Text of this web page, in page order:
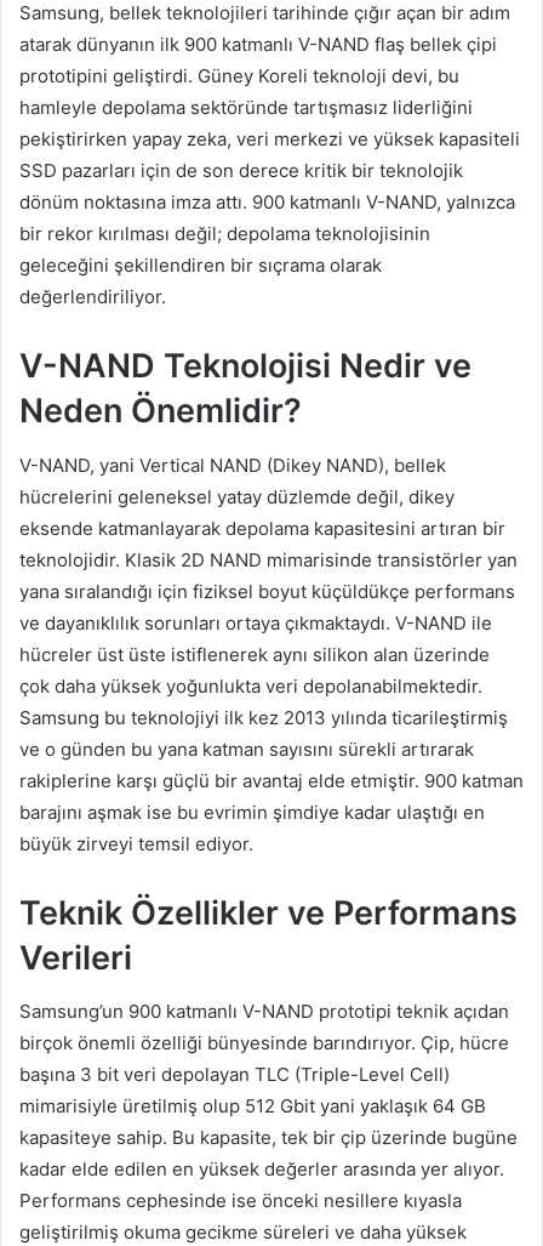
Samsung, bellek teknolojileri tarihinde çığır açan bir adım
atarak dünyanın ilk 900 katmanlı V-NAND flaş bellek çipi
prototipini geliştirdi. Güney Koreli teknoloji devi, bu
hamleyle depolama sektöründe tartışmasız liderliğini
pekiştirirken yapay zeka, veri merkezi ve yüksek kapasiteli
SSD pazarları için de son derece kritik bir teknolojik
dönüm noktasına imza attı. 900 katmanlı V-NAND, yalnızca
bir rekor kırılması değil; depolama teknolojisinin
geleceğini şekillendiren bir sıçrama olarak
değerlendiriliyor.
V-NAND Teknolojisi Nedir ve
Neden Önemlidir?
V-NAND, yani Vertical NAND (Dikey NAND), bellek
hücrelerini geleneksel yatay düzlemde değil, dikey
eksende katmanlayarak depolama kapasitesini artıran bir
teknolojidir. Klasik 2D NAND mimarisinde transistörler yan
yana sıralandığı için fiziksel boyut küçüldükçe performans
ve dayanıklılık sorunları ortaya çıkmaktaydı. V-NAND ile
hücreler üst üste istiflenerek aynı silikon alan üzerinde
çok daha yüksek yoğunlukta veri depolanabilmektedir.
Samsung bu teknolojiyi ilk kez 2013 yılında ticarileştirmiş
ve o günden bu yana katman sayısını sürekli artırarak
rakiplerine karşı güçlü bir avantaj elde etmiştir. 900 katman
barajını aşmak ise bu evrimin şimdiye kadar ulaştığı en
büyük zirveyi temsil ediyor.
Teknik Özellikler ve Performans
Verileri
Samsung’un 900 katmanlı V-NAND prototipi teknik açıdan
birçok önemli özelliği bünyesinde barındırıyor. Çip, hücre
başına 3 bit veri depolayan TLC (Triple-Level Cell)
mimarisiyle üretilmiş olup 512 Gbit yani yaklaşık 64 GB
kapasiteye sahip. Bu kapasite, tek bir çip üzerinde bugüne
kadar elde edilen en yüksek değerler arasında yer alıyor.
Performans cephesinde ise önceki nesillere kıyasla
geliştirilmiş okuma gecikme süreleri ve daha yüksek